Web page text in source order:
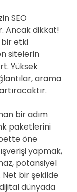
SEO
Ancak dikkat!
bir etki
sitelerin
Yüksek
arama
bir adım
paketlerini
öne
yapmak,
potansiyel
bir şekilde
dünyada